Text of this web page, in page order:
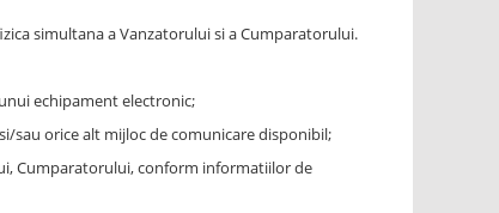
simultana a Vanzatorului si a Cumparatorului.
echipament electronic;
sau orice alt mijloc de comunicare disponibil;
Cumparatorului, conform informatiilor de